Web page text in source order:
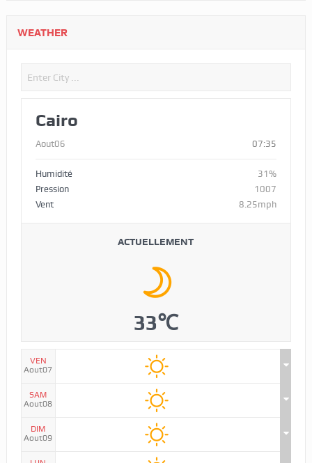
WEATHER
Cairo
Aout06 07:35
Humidité
31%
Pression
1007
Vent
8.25mph
ACTUELLEMENT
33℃
VEN
Aout07
SAM
Aout08
DIM
Aout09